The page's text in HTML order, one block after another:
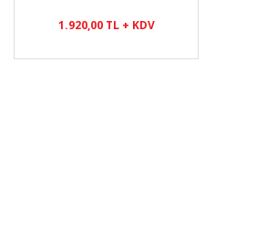
1.920,00 TL + KDV